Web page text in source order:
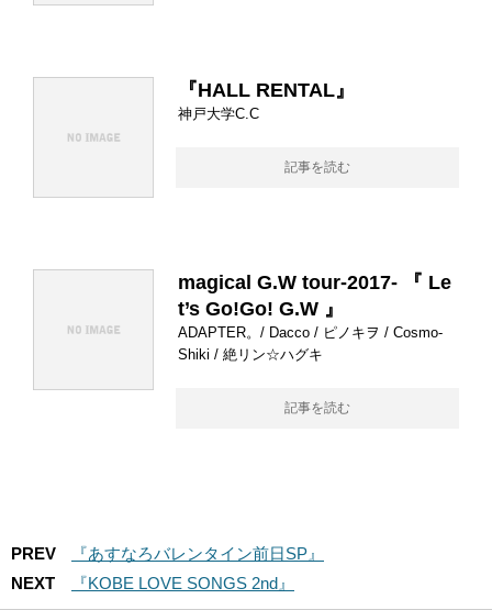
『HALL RENTAL』
神戸大学C.C
記事を読む
magical G.W tour-2017- 『 Le
t’s Go!Go! G.W 』
ADAPTER。/ Dacco / ピノキヲ / Cosmo-
Shiki / 絶リン☆ハグキ
記事を読む
PREV
『あすなろバレンタイン前日SP』
NEXT
『KOBE LOVE SONGS 2nd』